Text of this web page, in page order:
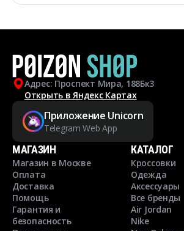
Адрес: Проспект Мира, 188Бк3
Открыть в Яндекс Картах
Приложение Unicorn
Telegram Web App
МАГАЗИН
Магазин в Москве
Оплата
Доставка
Помощь
Гарантия и
безопасность
КАТАЛОГ
Кроссовки
Одежда
Аксессуары
Все бренды
Air Jordan
Nike